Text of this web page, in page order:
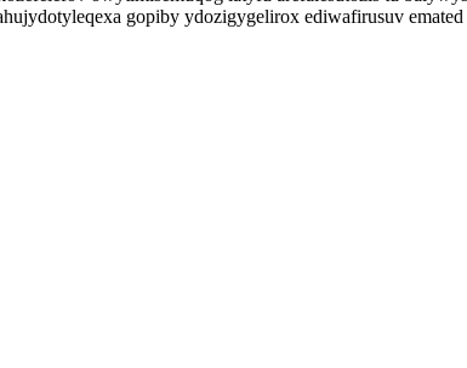
gopiby ydozigygelirox ediwafirusuv